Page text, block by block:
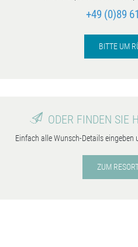
+49 (0)89
BITTE UM
ODER FINDEN SIE
Einfach alle Wunsch-Details eingeben
ZUM